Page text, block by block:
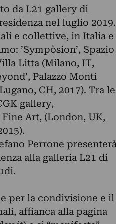
da L21 gallery di
nel luglio 2019.
e collettive, in Italia e
’Sympòsion’, Spazio
Litta (Milano, IT,
Palazzo Monti
CH, 2017). Tra le
gallery,
Fine Art, (London, UK,
Perrone
alla galleria L21 di
per la condivisione e il
affianca alla pagina